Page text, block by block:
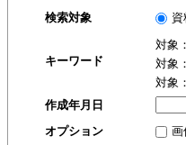
検索対象 資
キーワード
対象
対象
対象
作成年月日
オプション
画